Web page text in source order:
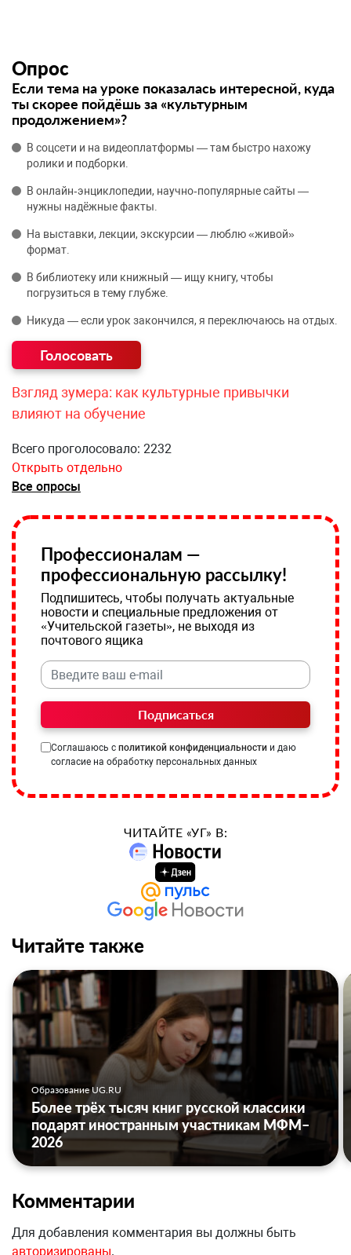
Опрос
Если тема на уроке показалась интересной, куда
ты скорее пойдёшь за «культурным
продолжением»?
В соцсети и на видеоплатформы — там быстро нахожу
ролики и подборки.
В онлайн‑энциклопедии, научно‑популярные сайты —
нужны надёжные факты.
На выставки, лекции, экскурсии — люблю «живой»
формат.
В библиотеку или книжный — ищу книгу, чтобы
погрузиться в тему глубже.
Никуда — если урок закончился, я переключаюсь на отдых.
Взгляд зумера: как культурные привычки
влияют на обучение
Всего проголосовало: 2232
Открыть отдельно
Все опросы
Профессионалам —
профессиональную рассылку!
Подпишитесь, чтобы получать актуальные
новости и специальные предложения от
«Учительской газеты», не выходя из
почтового ящика
Подписаться
Соглашаюсь с политикой конфиденциальности и даю
согласие на обработку персональных данных
ЧИТАЙТЕ «УГ» В:
Читайте также
Образование UG.RU
Более трёх тысяч книг русской классики
подарят иностранным участникам МФМ–
2026
Комментарии
Для добавления комментария вы должны быть
авторизированы.